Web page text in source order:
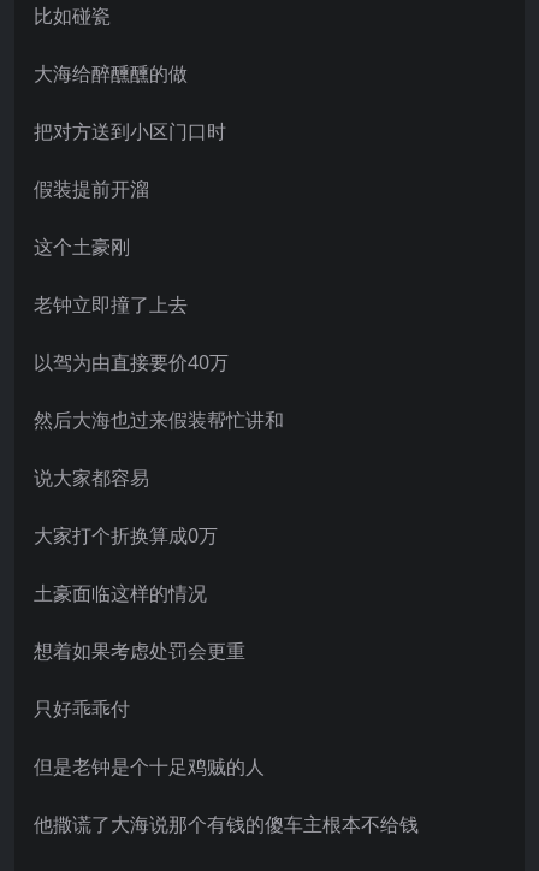
比如碰瓷
大海给醉醺醺的做
把对方送到小区门口时
假装提前开溜
这个土豪刚
老钟立即撞了上去
以驾为由直接要价40万
然后大海也过来假装帮忙讲和
说大家都容易
大家打个折换算成0万
土豪面临这样的情况
想着如果考虑处罚会更重
只好乖乖付
但是老钟是个十足鸡贼的人
他撒谎了大海说那个有钱的傻车主根本不给钱